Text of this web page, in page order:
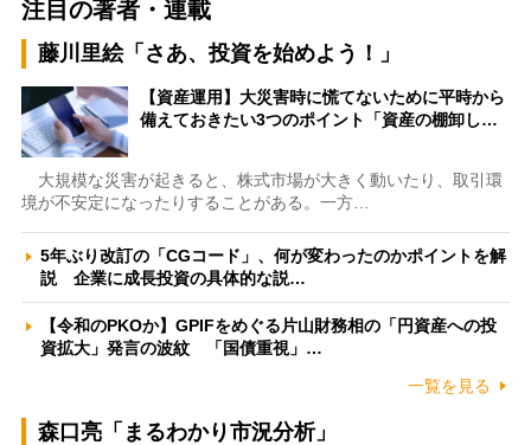
注目の著者・連載
藤川里絵「さあ、投資を始めよう！」
【資産運用】大災害時に慌てないために平時から
備えておきたい3つのポイント「資産の棚卸し…
大規模な災害が起きると、株式市場が大きく動いたり、取引環
境が不安定になったりすることがある。一方…
5年ぶり改訂の「CGコード」、何が変わったのかポイントを解
説 企業に成長投資の具体的な説…
【令和のPKOか】GPIFをめぐる片山財務相の「円資産への投
資拡大」発言の波紋 「国債重視」…
一覧を見る
森口亮「まるわかり市況分析」